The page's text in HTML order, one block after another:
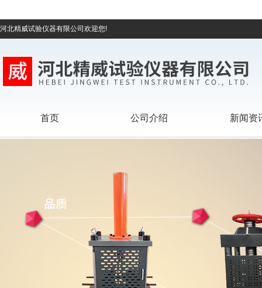
河北精威试验仪器有限公司欢迎您!
首页 公司介绍 新闻资